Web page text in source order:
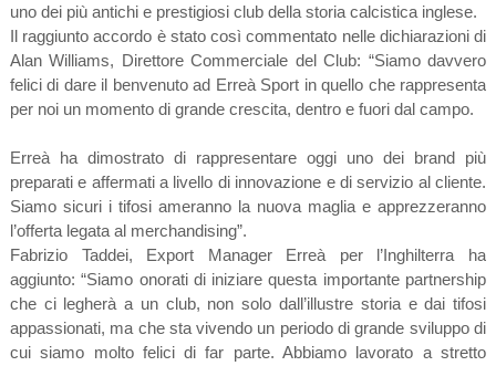
uno dei più antichi e prestigiosi club della storia calcistica inglese.
Il raggiunto accordo è stato così commentato nelle dichiarazioni di
Alan Williams, Direttore Commerciale del Club: “Siamo davvero
felici di dare il benvenuto ad Erreà Sport in quello che rappresenta
per noi un momento di grande crescita, dentro e fuori dal campo.
Erreà ha dimostrato di rappresentare oggi uno dei brand più
preparati e affermati a livello di innovazione e di servizio al cliente.
Siamo sicuri i tifosi ameranno la nuova maglia e apprezzeranno
l’offerta legata al merchandising”.
Fabrizio Taddei, Export Manager Erreà per l’Inghilterra ha
aggiunto: “Siamo onorati di iniziare questa importante partnership
che ci legherà a un club, non solo dall’illustre storia e dai tifosi
appassionati, ma che sta vivendo un periodo di grande sviluppo di
cui siamo molto felici di far parte. Abbiamo lavorato a stretto